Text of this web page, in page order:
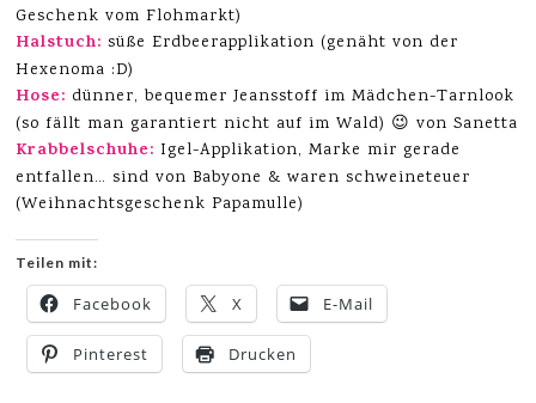
Geschenk vom Flohmarkt)
Halstuch: süße Erdbeerapplikation (genäht von der
Hexenoma :D)
Hose: dünner, bequemer Jeansstoff im Mädchen-Tarnlook
(so fällt man garantiert nicht auf im Wald) 😉 von Sanetta
Krabbelschuhe: Igel-Applikation, Marke mir gerade
entfallen… sind von Babyone & waren schweineteuer
(Weihnachtsgeschenk Papamulle)
Teilen mit:
Facebook X E-Mail
Pinterest Drucken